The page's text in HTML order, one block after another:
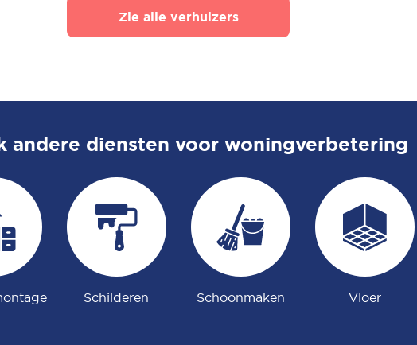
Zie alle verhuizers
andere diensten voor woningverbetering
Schilderen Schoonmaken Vloer